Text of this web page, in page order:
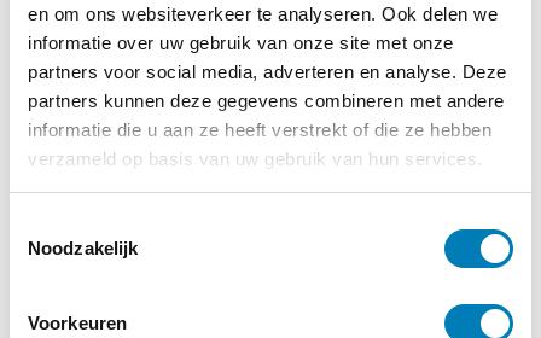
en om ons websiteverkeer te analyseren. Ook delen we
informatie over uw gebruik van onze site met onze
partners voor social media, adverteren en analyse. Deze
partners kunnen deze gegevens combineren met andere
informatie die u aan ze heeft verstrekt of die ze hebben
verzameld op basis van uw gebruik van hun services.
Noodzakelijk
Voorkeuren
het voorwoord van Leony Coppens
Spelenderwijs verbinden en hechten – met
meer dan 100 spelletjes
Micheline Mets
Uitgeverij SWP, ISBN: 9789088506932, 192